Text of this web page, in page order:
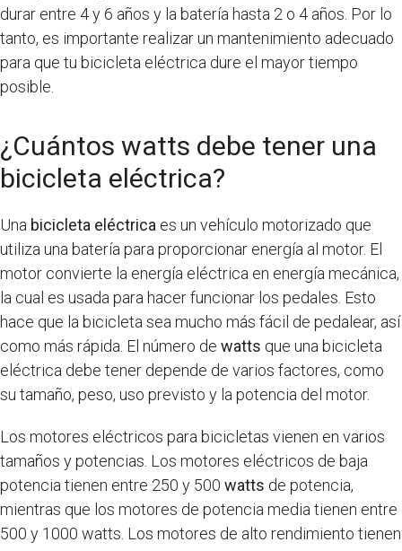
durar entre 4 y 6 años y la batería hasta 2 o 4 años. Por lo
tanto, es importante realizar un mantenimiento adecuado
para que tu bicicleta eléctrica dure el mayor tiempo
posible.
¿Cuántos watts debe tener una
bicicleta eléctrica?
Una bicicleta eléctrica es un vehículo motorizado que
utiliza una batería para proporcionar energía al motor. El
motor convierte la energía eléctrica en energía mecánica,
la cual es usada para hacer funcionar los pedales. Esto
hace que la bicicleta sea mucho más fácil de pedalear, así
como más rápida. El número de watts que una bicicleta
eléctrica debe tener depende de varios factores, como
su tamaño, peso, uso previsto y la potencia del motor.
Los motores eléctricos para bicicletas vienen en varios
tamaños y potencias. Los motores eléctricos de baja
potencia tienen entre 250 y 500 watts de potencia,
mientras que los motores de potencia media tienen entre
500 y 1000 watts. Los motores de alto rendimiento tienen